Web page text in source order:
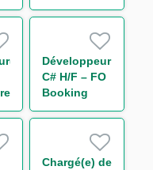
H/F
Développeur
C# H/F – FO
Booking
Risk - Non
Chargé(e) de